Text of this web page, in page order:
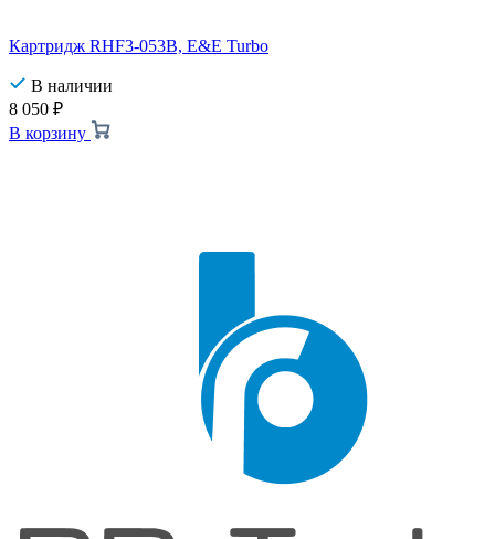
Картридж RHF3-053B, E&E Turbo
В наличии
8 050 ₽
В корзину